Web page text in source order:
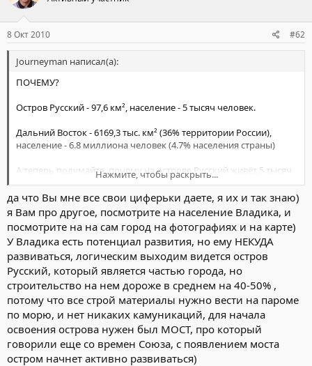
8 Окт 2010 #62
Journeyman написал(а):
ПОЧЕМУ?
Остров Русский - 97,6 км², население - 5 тысяч человек.
Дальний Восток - 6169,3 тыс. км² (36% территории России),
население - 6.8 миллиона человек (4.7% населения страны)
А теперь подумайте, почему на острове Русский живёт 5 тысяч
человек.
Нажмите, чтобы раскрыть...
да что Вы мне все свои циферьки даете, я их и так знаю)
я Вам про другое, посмотрите на население Владика, и
посмотрите на на сам город на фотографиях и на карте)
У Владика есть потенциал развития, но ему НЕКУДА
развиваться, логическим выходим видется остров
Русский, который является частью города, но
строительство на нем дороже в среднем на 40-50% ,
потому что все строй материалы нужно вести на пароме
по морю, и нет никаких камуникаций, для начала
освоения острова нужен был МОСТ, про который
говорили еще со времен Союза, с появлением моста
остром начнет активно развиваться)